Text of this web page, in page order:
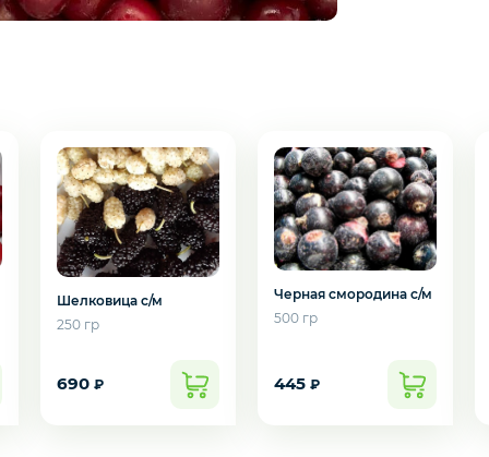
Шелковица с/м
250 гр
690 ₽
Черная смородина с/м
500 гр
445 ₽
сотрудника
Да Нет